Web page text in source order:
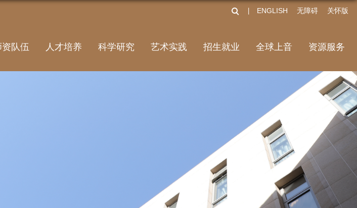
ENGLISH 无障碍 关怀版
资队伍 人才培养 科学研究 艺术实践 招生就业 全球上音 资源服务